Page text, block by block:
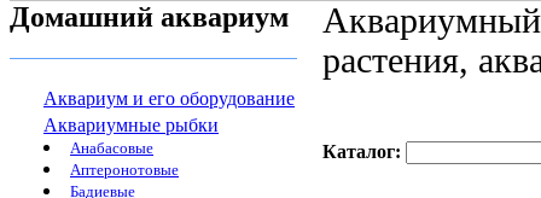
Домашний аквариум
Аквариум и его оборудование
Аквариумные рыбки
Анабасовые
Аптеронотовые
Бадиевые
растения,
Каталог: